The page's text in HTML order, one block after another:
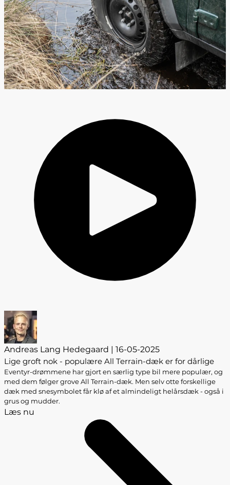
Andreas Lang Hedegaard | 16-05-2025
Lige groft nok - populære All Terrain-dæk er for dårlige
Eventyr-drømmene har gjort en særlig type bil mere populær, og
med dem følger grove All Terrain-dæk. Men selv otte forskellige
dæk med snesymbolet får klø af et almindeligt helårsdæk - også i
grus og mudder.
Læs nu